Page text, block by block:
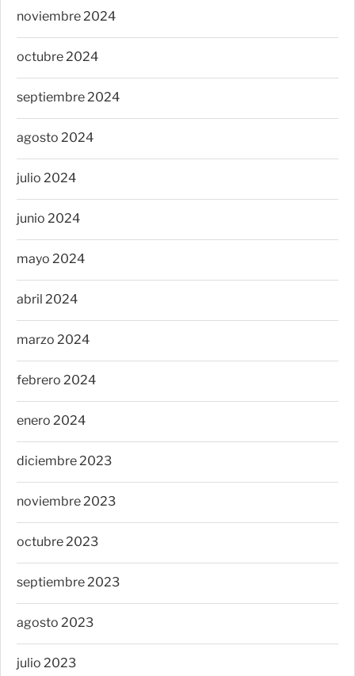
noviembre 2024
octubre 2024
septiembre 2024
agosto 2024
julio 2024
junio 2024
mayo 2024
abril 2024
marzo 2024
febrero 2024
enero 2024
diciembre 2023
noviembre 2023
octubre 2023
septiembre 2023
agosto 2023
julio 2023